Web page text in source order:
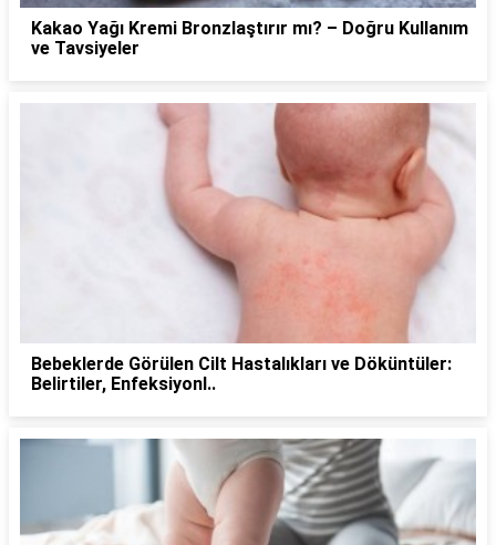
Kakao Yağı Kremi Bronzlaştırır mı? – Doğru Kullanım
ve Tavsiyeler
Bebeklerde Görülen Cilt Hastalıkları ve Döküntüler:
Belirtiler, Enfeksiyonl..